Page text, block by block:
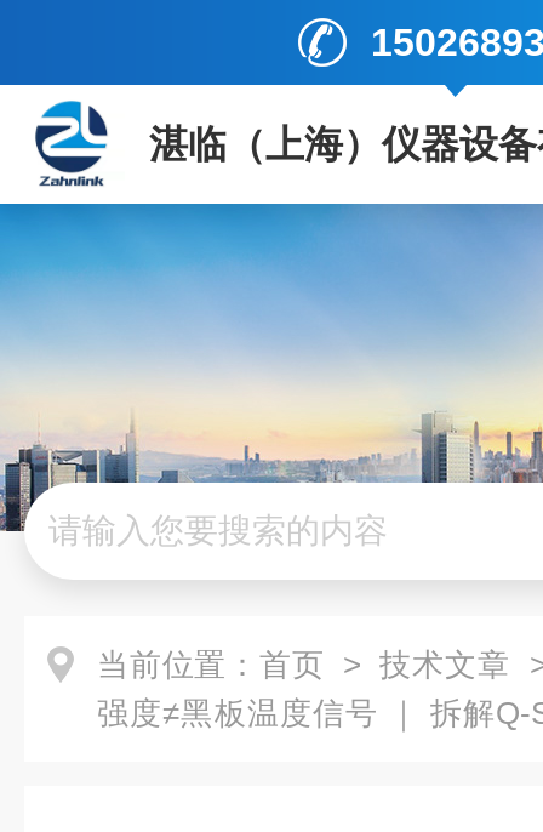
湛临（上海）仪器设
当前位置： 首页 > 技术文章
强度≠黑板温度信号 ｜ 拆解